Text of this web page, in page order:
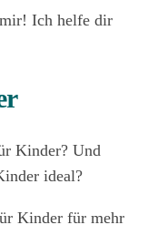
Ich helfe dir
Kinder? Und
ideal?
Kinder für mehr